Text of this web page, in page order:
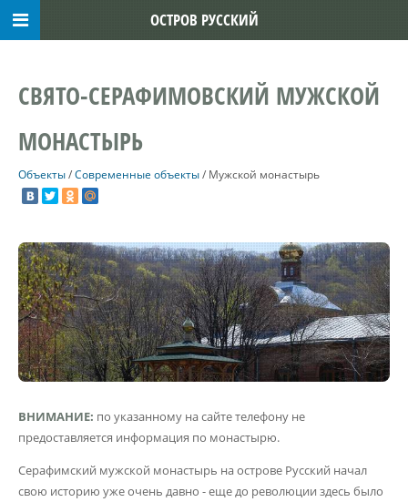
СВЯТО-СЕРАФИМОВСКИЙ МУЖСКОЙ
МОНАСТЫРЬ
Объекты/Современные объекты/ Мужской монастырь
ВНИМАНИЕ: по указанному на сайте телефону не
предоставляется информация по монастырю.
Серафимский мужской монастырь на острове Русский начал
свою историю уже очень давно - еще до революции здесь было
ОСТРОВ РУССКИЙ